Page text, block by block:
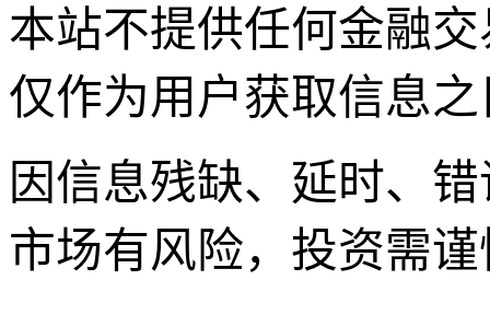
本站不提供任何金融
仅作为用户获取信息
因信息残缺、延时、
市场有风险，投资需